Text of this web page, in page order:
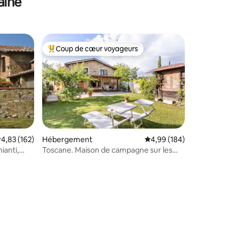
moyenne sur la base de 162 commentaires : 4,83 sur 5
4,83 (162)
Coups de cœur voyageurs les plus appréciés
Coup de cœur voyageurs
Hébergement Évaluation moyenne
4,99 (184)
Toscane. Maison de campagne sur les